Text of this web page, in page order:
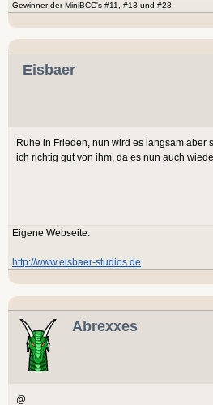
Gewinner der MiniBCC's #11, #13 und #28
Eisbaer
Ruhe in Frieden, nun wird es langsam aber
ich richtig gut von ihm, da es nun auch
Eigene Webseite:
http://www.eisbaer-studios.de
Abrexxes
@